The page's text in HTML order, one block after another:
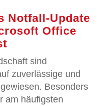
Notfall-Update
Office
sind
zuverlässige und
Besonders
am häufigsten